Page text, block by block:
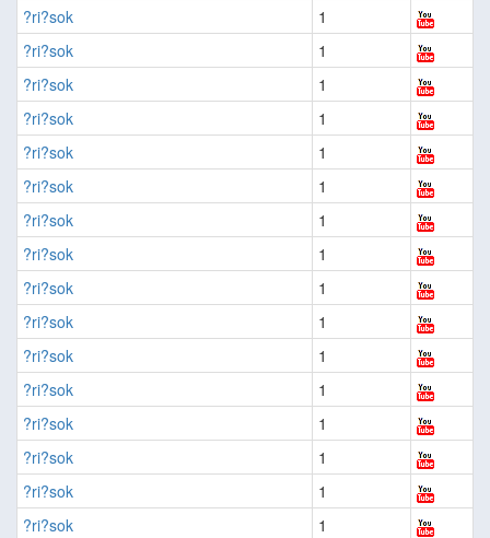
?ri?sok
1
?ri?sok
1
?ri?sok
1
?ri?sok
1
?ri?sok
1
?ri?sok
1
?ri?sok
1
?ri?sok
1
?ri?sok
1
?ri?sok
1
?ri?sok
1
?ri?sok
1
?ri?sok
1
?ri?sok
1
?ri?sok
1
?ri?sok
1